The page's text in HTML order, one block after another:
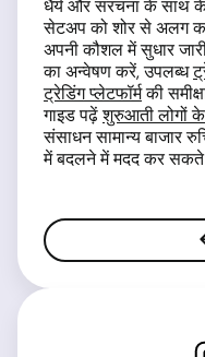
धैर्य और संरचना के साथ
सेटअप को शोर से अलग
अपनी कौशल में सुधार
का अन्वेषण करें, उपलब्ध
ट्रेडिंग प्लेटफॉर्मकी
गाइड पढ़ेंशुरुआती लोगों
संसाधन सामान्य बाजार
में बदलने में मदद कर सकते